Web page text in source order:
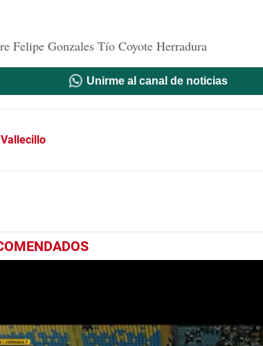
Felipe Gonzales Tío Coyote Herradura
Unirme al canal de noticias